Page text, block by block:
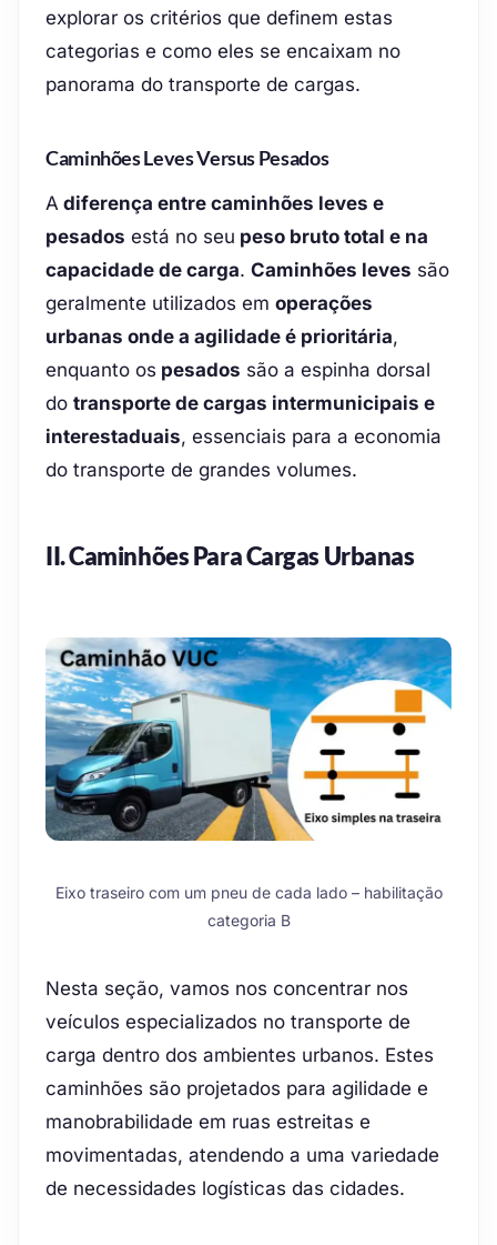
explorar os critérios que definem estas
categorias e como eles se encaixam no
panorama do transporte de cargas.
Caminhões Leves Versus Pesados
A diferença entre caminhões leves e
pesados está no seu peso bruto total e na
capacidade de carga. Caminhões leves são
geralmente utilizados em operações
urbanas onde a agilidade é prioritária,
enquanto os pesados são a espinha dorsal
do transporte de cargas intermunicipais e
interestaduais, essenciais para a economia
do transporte de grandes volumes.
II. Caminhões Para Cargas Urbanas
Eixo traseiro com um pneu de cada lado – habilitação
categoria B
Nesta seção, vamos nos concentrar nos
veículos especializados no transporte de
carga dentro dos ambientes urbanos. Estes
caminhões são projetados para agilidade e
manobrabilidade em ruas estreitas e
movimentadas, atendendo a uma variedade
de necessidades logísticas das cidades.